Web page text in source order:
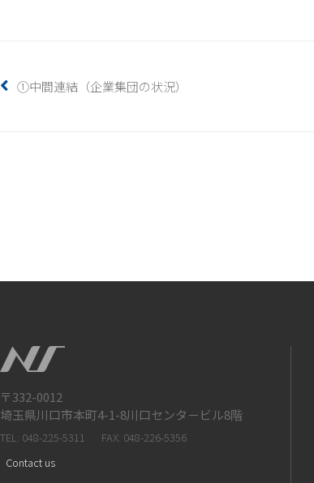
①中間連結（企業集団の状況）
〒332-0012
埼玉県川口市本町4-1-8川口センタ－ビル8階
TEL: 048-225-5311
FAX: 048-226-5356
Contact us